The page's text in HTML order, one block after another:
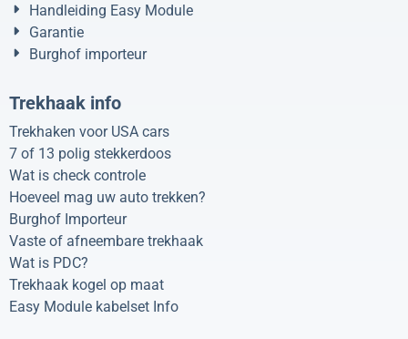
Handleiding Easy Module
Garantie
Burghof importeur
Trekhaak info
Trekhaken voor USA cars
7 of 13 polig stekkerdoos
Wat is check controle
Hoeveel mag uw auto trekken?
Burghof Importeur
Vaste of afneembare trekhaak
Wat is PDC?
Trekhaak kogel op maat
Easy Module kabelset Info